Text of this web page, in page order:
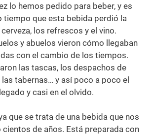
lo hemos pedido para beber, y es
tiempo que esta bebida perdió la
los refrescos y el vino.
y abuelos vieron cómo llegaban
con el cambio de los tiempos.
las tascas, los despachos de
las tabernas… y así poco a poco el
y casi en el olvido.
que se trata de una bebida que nos
cientos de años. Está preparada con